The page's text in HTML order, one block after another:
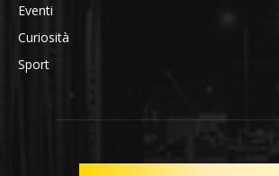
Eventi
Curiosità
Sport